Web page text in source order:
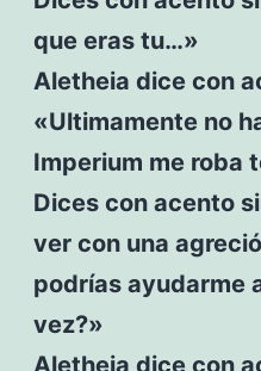
que eras tu…»
Aletheia dice con
«Ultimamente no
Imperium me roba
Dices con acento
ver con una
podrías ayudarme
vez?»
Aletheia dice con